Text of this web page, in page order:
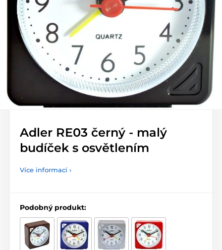
Adler RE03 černý - malý
budíček s osvětlením
Více informací ›
Podobný produkt: